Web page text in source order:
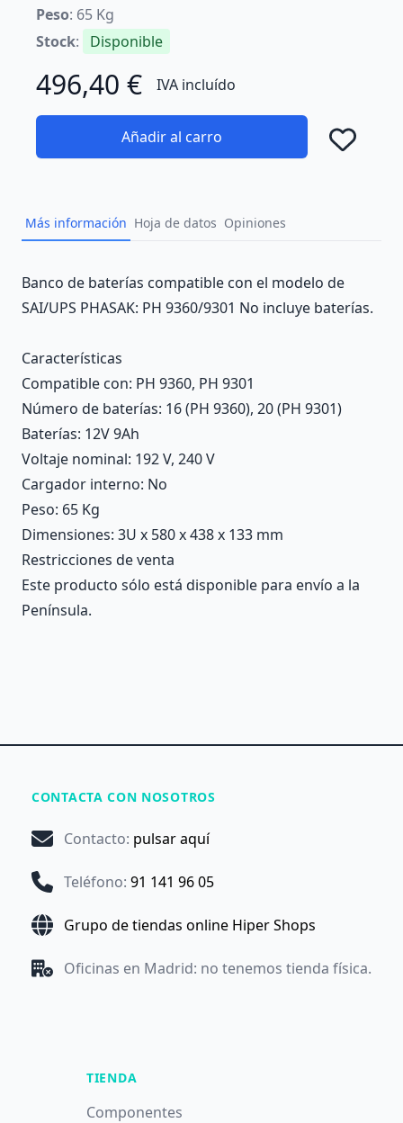
Peso: 65 Kg
Stock: Disponible
496,40 € IVA incluído
Añadir al carro
Más información Hoja de datos Opiniones
Description
Banco de baterías compatible con el modelo de
SAI/UPS PHASAK: PH 9360/9301 No incluye baterías.
Características
Compatible con: PH 9360, PH 9301
Número de baterías: 16 (PH 9360), 20 (PH 9301)
Baterías: 12V 9Ah
Voltaje nominal: 192 V, 240 V
Cargador interno: No
Peso: 65 Kg
Dimensiones: 3U x 580 x 438 x 133 mm
Restricciones de venta
Este producto sólo está disponible para envío a la
Península.
CONTACTA CON NOSOTROS
Contacto: pulsar aquí
Teléfono: 91 141 96 05
Grupo de tiendas online Hiper Shops
Oficinas en Madrid: no tenemos tienda física.
TIENDA
Componentes